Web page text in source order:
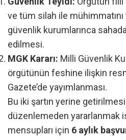
ve tüm silah ile
güvenlik kurumlarınca
edilmesi.
MGK Kararı: Milli Güvenlik
örgütünün feshine ilişkin
Gazete’de yayımlanması.
Bu iki şartın yerine
düzenlemeden yararlanmak
mensupları için 6 aylık